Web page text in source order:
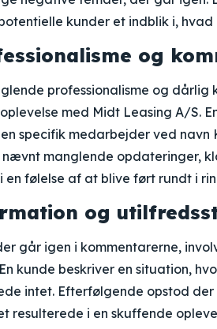
kunder et indblik i,
og
professionalisme og dårlig
med Midt Leasing A/S.
specifik medarbejder ved navn
manglende opdateringer,
en følelse af at blive ført rundt i
og
går igen i kommentarerne,
kunde beskriver en situation,
intet. Efterfølgende opstod
i en skuffende